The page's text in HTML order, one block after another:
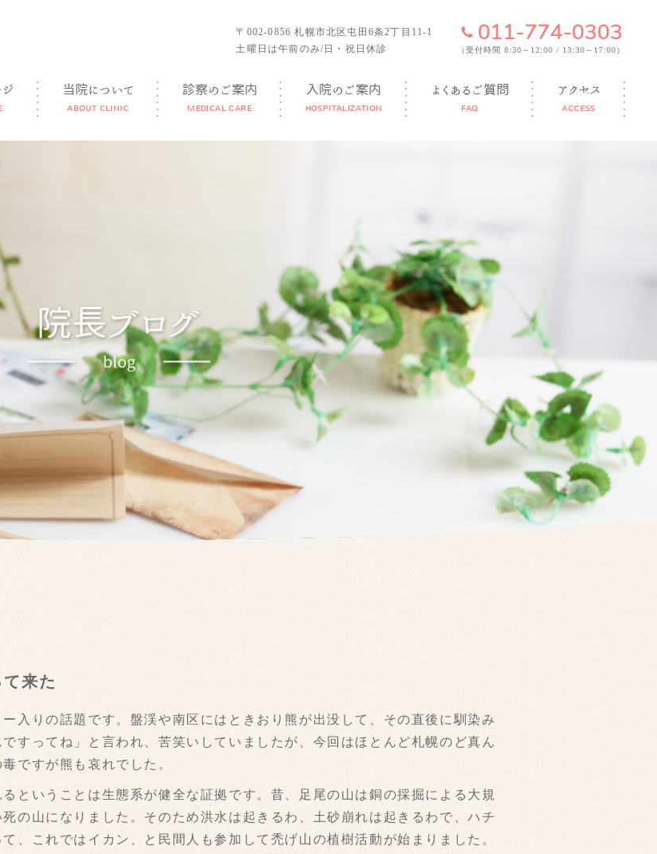
〒002-0856 札幌市北区屯田6条2丁目11-1
土曜日は午前のみ/日・祝日休診
（受付時間 8:30～12:00 / 13:30～17:00）
ジ 当院について
ABOUT CLINIC
診察のご案内
MEDICAL CARE
入院のご案内
HOSPITALIZATION
よくあるご質問
FAQ
アクセス
ACCESS
来た
入りの話題です。盤渓や南区にはときおり熊が出没して、その直後に馴染み
すってね」と言われ、苦笑いしていましたが、今回はほとんど札幌のど真ん
ですが熊も哀れでした。
ということは生態系が健全な証拠です。昔、足尾の山は銅の採掘による大規
の山になりました。そのため洪水は起きるわ、土砂崩れは起きるわで、ハチ
、これではイカン、と民間人も参加して禿げ山の植樹活動が始まりました。